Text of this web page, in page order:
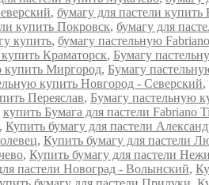
, бумагу для пастели
купить Покровск, бумагу для
купить, бумагу пастельную
Краматорск, Бумагу
купить Миргород, Бумагу
купить Новгород - Северский,
Переяслав, Бумагу пастельную
купить Бумага для пастели Fabriano
, Купить бумагу для пастели
, Купить бумагу для пастели
, Купить бумагу для пастели
пастели Новоград - Волынский,